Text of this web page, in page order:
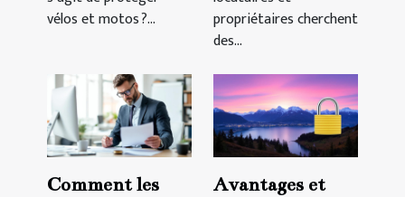
vélos et motos ?...
propriétaires cherchent
des...
Comment les
Avantages et